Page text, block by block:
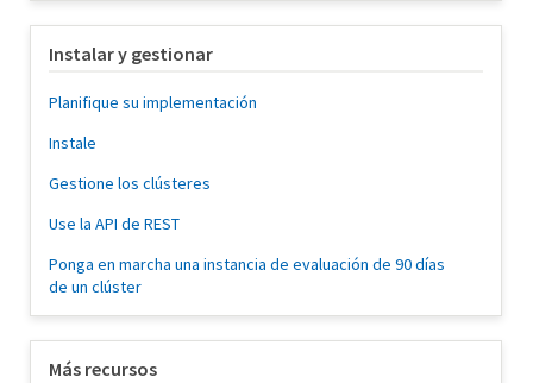
Instalar y gestionar
Planifique su implementación
Instale
Gestione los clústeres
Use la API de REST
Ponga en marcha una instancia de evaluación de 90 días
de un clúster
Más recursos